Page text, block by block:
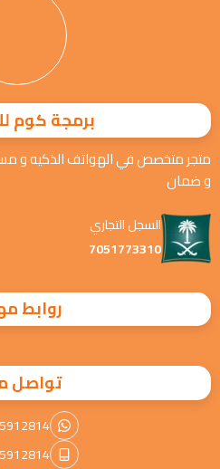
برمجة كوم
متجر متخصص في الهواتف الذكيه و
و ضمان
السجل التجاري
7051773310
روابط
تواصل